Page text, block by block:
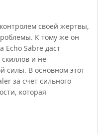
своей жертвы,
К тому же он
Echo Sabre даст
и не
силы. В основном этот
за счет сильного
которая